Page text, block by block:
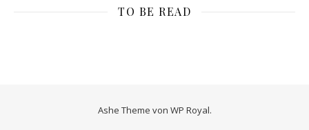
TO BE READ
Ashe Theme von WP Royal.